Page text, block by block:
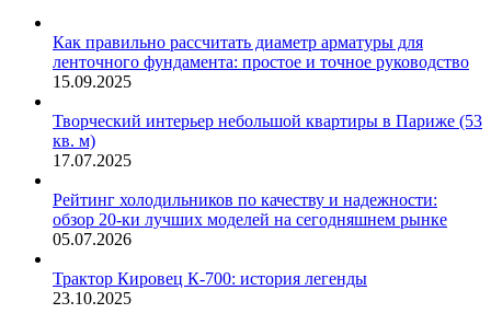
Как правильно рассчитать диаметр арматуры для
ленточного фундамента: простое и точное руководство
15.09.2025
Творческий интерьер небольшой квартиры в Париже (53
кв. м)
17.07.2025
Рейтинг холодильников по качеству и надежности:
обзор 20-ки лучших моделей на сегодняшнем рынке
05.07.2026
Трактор Кировец К-700: история легенды
23.10.2025